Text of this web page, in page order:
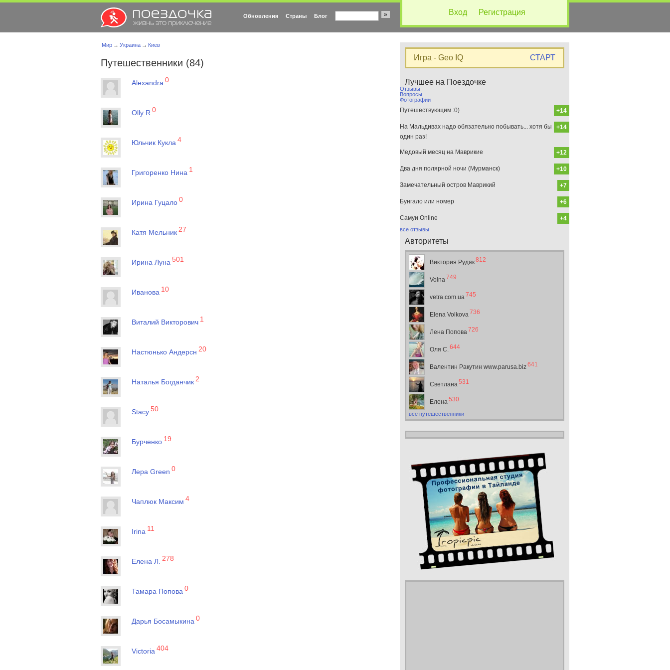
Вход Регистрация
Обновления Страны Блог »
Мир → Украина → Киев
Путешественники (84)
Alexandra 0
Olly R 0
Юльчик Кукла 4
Григоренко Нина 1
Ирина Гуцало0
Катя Мельник27
Ирина Луна 501
Иванова 10
Виталий Викторович 1
Настюнько Андерсн 20
Наталья Богданчик2
Stacy50
Бурченко 19
Лера Green 0
Чаплюк Максим 4
Irina 11
Елена Л. 278
Тамара Попова 0
Дарья Босамыкина 0
Victoria 404
Игра - Geo IQ СТАРТ
Лучшее на Поездочке
Отзывы
Вопросы
Фотографии
+14
Путешествующим :0)
+14
На Мальдивах надо обязательно побывать... хотя бы
один раз!
+12
Медовый месяц на Маврикие
+10
Два дня полярной ночи (Мурманск)
+7
Замечательный остров Маврикий
+6
Бунгало или номер
+4
Самуи Online
все отзывы
Авторитеты
Виктория Рудяк812
Volna749
vetra.com.ua745
Elena Volkova736
Лена Попова726
Оля С.644
Валентин Ракутин www.parusa.biz641
Светлана531
Елена530
все путешественники